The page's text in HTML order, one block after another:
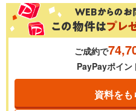
金利
0.01%
ご成約で
PayPayポイン
資料をも